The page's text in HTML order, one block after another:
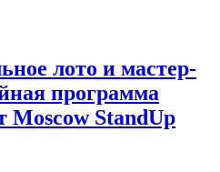
лото и мастер-
программа
Moscow StandUp